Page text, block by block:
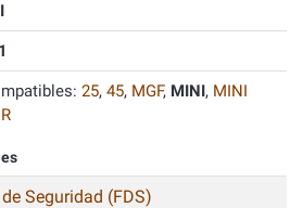
25, 45, MGF, MINI, MINI
Seguridad (FDS)